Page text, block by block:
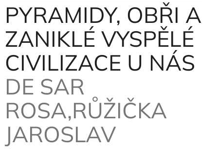
PYRAMIDY, OBŘI A
ZANIKLÉ VYSPĚLÉ
CIVILIZACE U NÁS
DE SAR
ROSA,RŮŽIČKA
JAROSLAV